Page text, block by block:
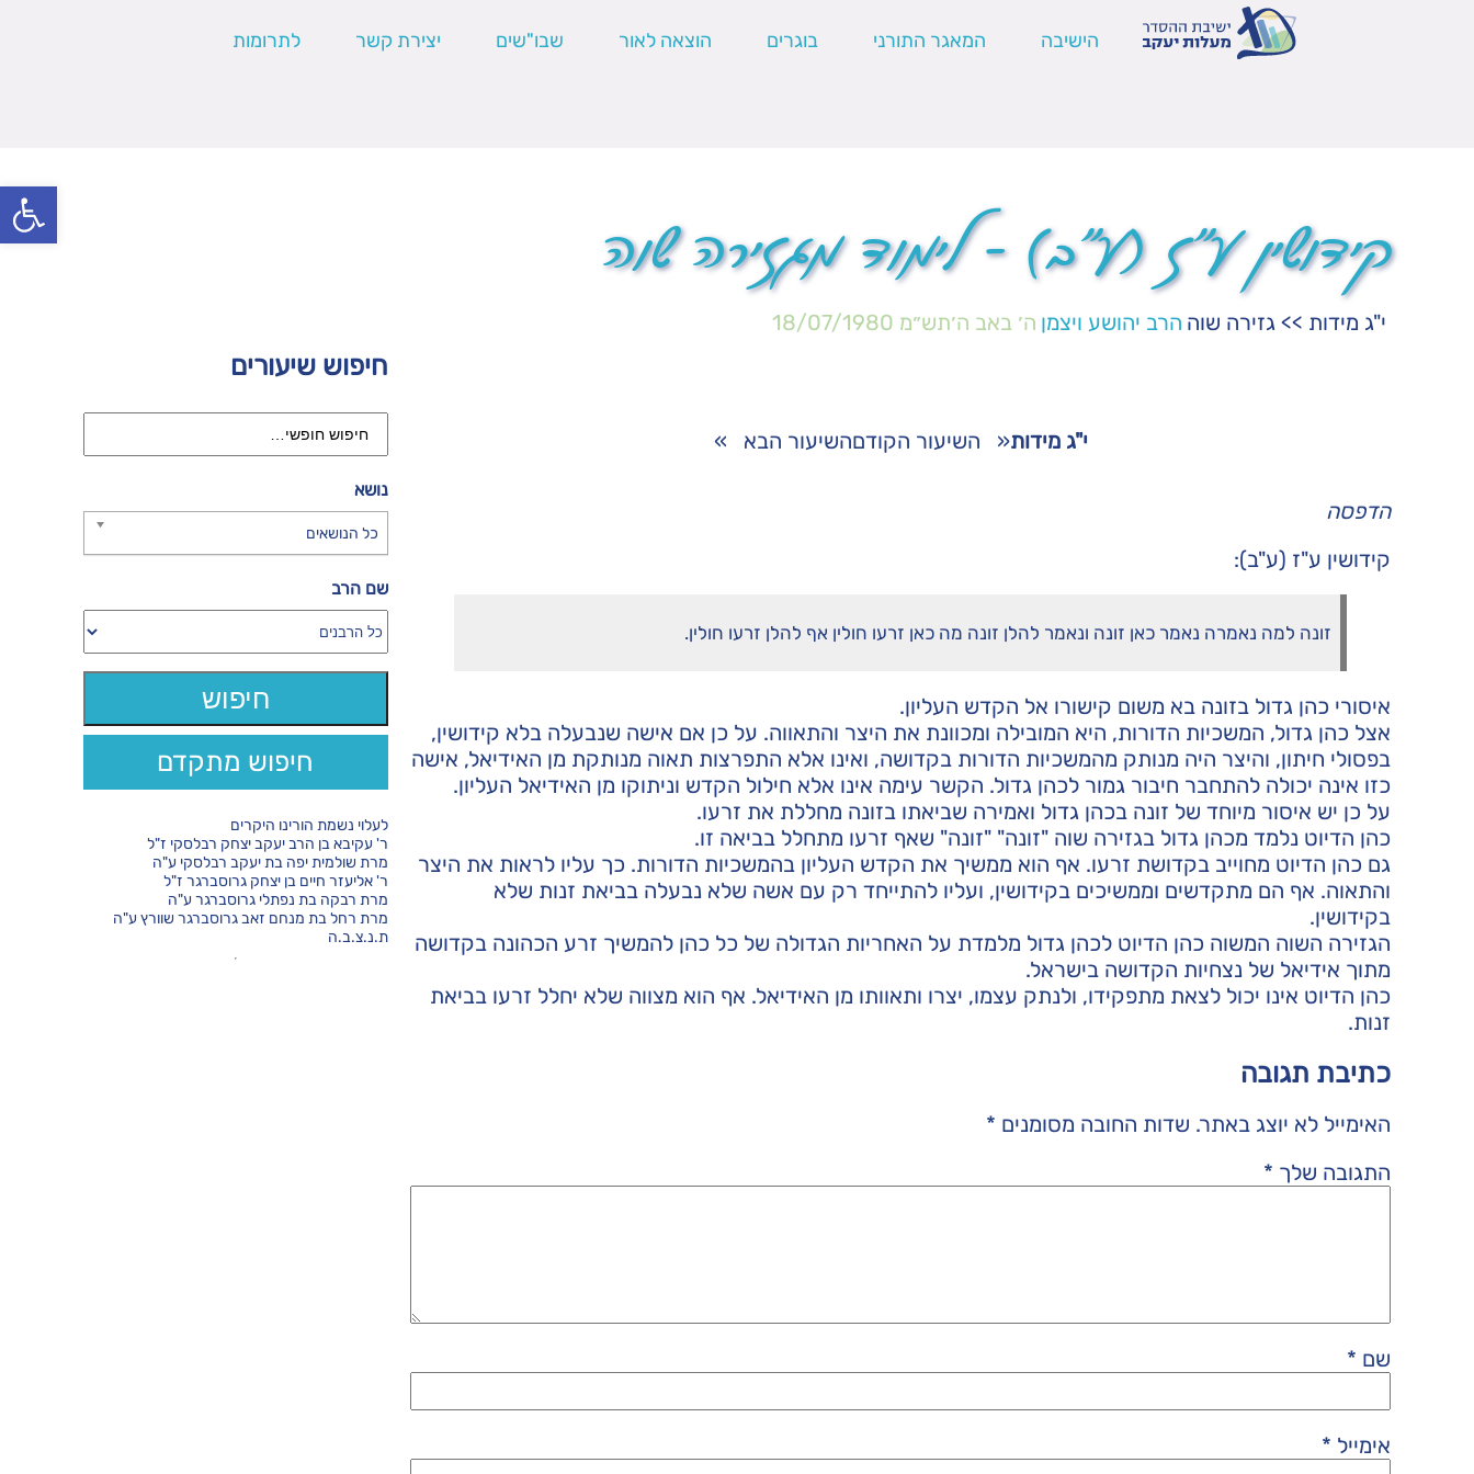
פתח
הישיבה המאגר התורני בוגרים הוצאה לאור שבו"שים יצירת קשר לתרומות
קידושין ע"ז (ע"ב) – לימוד מגזירה שוה
י"ג מידות >> גזירה שוה הרב יהושע ויצמן ה׳ באב ה׳תש״מ 18/07/1980
י"ג מידות« השיעור הקודםהשיעור הבא »
הדפסה
קידושין ע"ז (ע"ב):
זונה למה נאמרה נאמר כאן זונה ונאמר להלן זונה מה כאן זרעו חולין אף להלן זרעו חולין.
איסורי כהן גדול בזונה בא משום קישורו אל הקדש העליון.
אצל כהן גדול, המשכיות הדורות, היא המובילה ומכוונת את היצר והתאווה. על כן אם אישה שנבעלה בלא קידושין,
בפסולי חיתון, והיצר היה מנותק מהמשכיות הדורות בקדושה, ואינו אלא התפרצות תאוה מנותקת מן האידיאל, אישה
כזו אינה יכולה להתחבר חיבור גמור לכהן גדול. הקשר עימה אינו אלא חילול הקדש וניתוקו מן האידיאל העליון.
על כן יש איסור מיוחד של זונה בכהן גדול ואמירה שביאתו בזונה מחללת את זרעו.
כהן הדיוט נלמד מכהן גדול בגזירה שוה "זונה" "זונה" שאף זרעו מתחלל בביאה זו.
גם כהן הדיוט מחוייב בקדושת זרעו. אף הוא ממשיך את הקדש העליון בהמשכיות הדורות. כך עליו לראות את היצר
והתאוה. אף הם מתקדשים וממשיכים בקידושין, ועליו להתייחד רק עם אשה שלא נבעלה בביאת זנות שלא
בקידושין.
הגזירה השוה המשוה כהן הדיוט לכהן גדול מלמדת על האחריות הגדולה של כל כהן להמשיך זרע הכהונה בקדושה
מתוך אידיאל של נצחיות הקדושה בישראל.
כהן הדיוט אינו יכול לצאת מתפקידו, ולנתק עצמו, יצרו ותאוותו מן האידיאל. אף הוא מצווה שלא יחלל זרעו בביאת
זנות.
כתיבת תגובה
האימייל לא יוצג באתר. שדות החובה מסומנים *
התגובה שלך *
שם *
אימייל *
חיפוש שיעורים
נושא
כל הנושאים
שם הרב
חיפוש מתקדם
לעלוי נשמת הורינו היקרים
ר' עקיבא בן הרב יעקב יצחק רבלסקי ז"ל
מרת שולמית יפה בת יעקב רבלסקי ע"ה
ר' אליעזר חיים בן יצחק גרוסברגר ז"ל
מרת רבקה בת נפתלי גרוסברגר ע"ה
מרת רחל בת מנחם זאב גרוסברגר שוורץ ע"ה
ת.נ.צ.ב.ה